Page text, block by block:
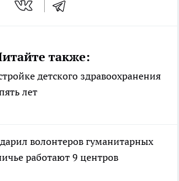
также:
детского здравоохранения
лет
волонтеров гуманитарных
работают 9 центров